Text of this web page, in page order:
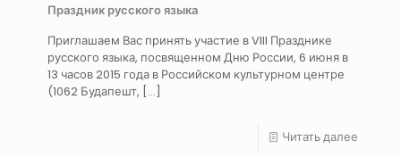
Праздник русского языка
Приглашаем Вас принять участие в VIII Празднике
русского языка, посвященном Дню России, 6 июня в
13 часов 2015 года в Российском культурном центре
(1062 Будапешт, […]
Читать далее